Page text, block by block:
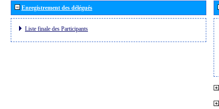
Enregistrement des délégués
Liste finale des Participants